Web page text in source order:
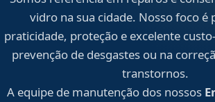
vidro na sua cidade. Nosso foco é
praticidade, proteção e excelente
prevenção de desgastes ou na
transtornos.
A equipe de manutenção dos nossos